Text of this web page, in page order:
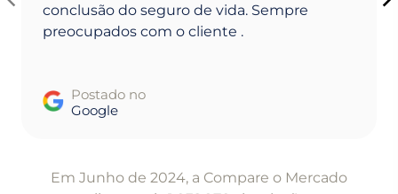
conclusão do seguro de vida. Sempre
preocupados com o cliente .
Postado no
Google
Em Junho de 2024, a Compare o Mercado